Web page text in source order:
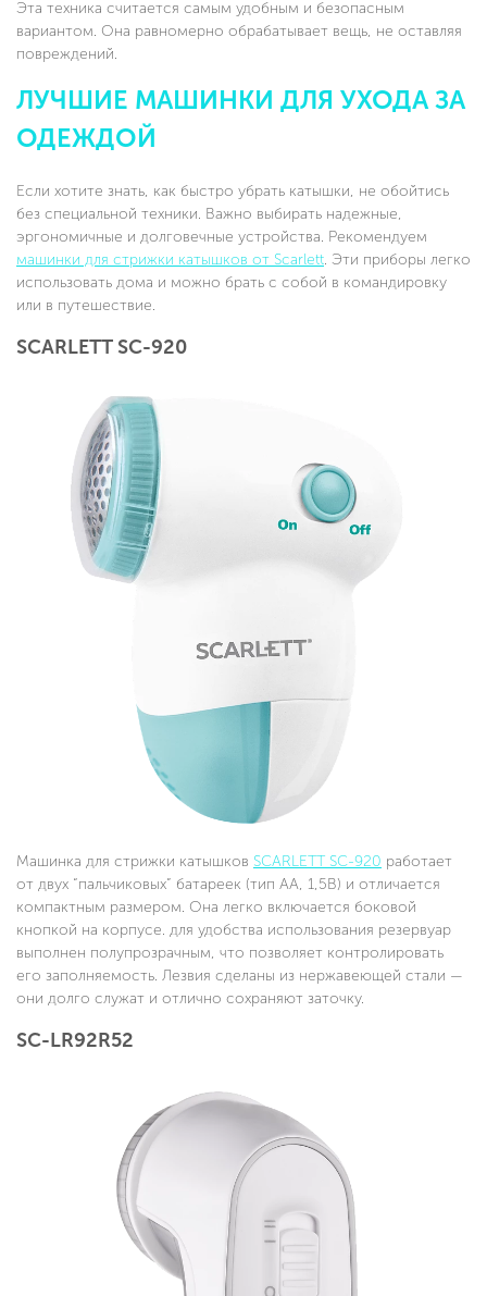
Эта техника считается самым удобным и безопасным
вариантом. Она равномерно обрабатывает вещь, не оставляя
повреждений.
ЛУЧШИЕ МАШИНКИ ДЛЯ УХОДА ЗА
ОДЕЖДОЙ
Если хотите знать, как быстро убрать катышки, не обойтись
без специальной техники. Важно выбирать надежные,
эргономичные и долговечные устройства. Рекомендуем
машинки для стрижки катышков от Scarlett. Эти приборы легко
использовать дома и можно брать с собой в командировку
или в путешествие.
SCARLETT SC-920
Машинка для стрижки катышков SCARLETT SC-920 работает
от двух “пальчиковых” батареек (тип АА, 1,5В) и отличается
компактным размером. Она легко включается боковой
кнопкой на корпусе. для удобства использования резервуар
выполнен полупрозрачным, что позволяет контролировать
его заполняемость. Лезвия сделаны из нержавеющей стали —
они долго служат и отлично сохраняют заточку.
SC-LR92R52